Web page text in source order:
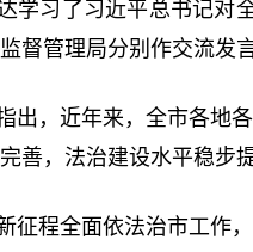
学习了习近平总书记对
督管理局分别作交流发言
出，近年来，全市各地
善，法治建设水平稳步
征程全面依法治市工作